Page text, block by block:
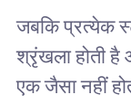
जबकि प्रत्येक
श्रृंखला होती है
एक जैसा नहीं